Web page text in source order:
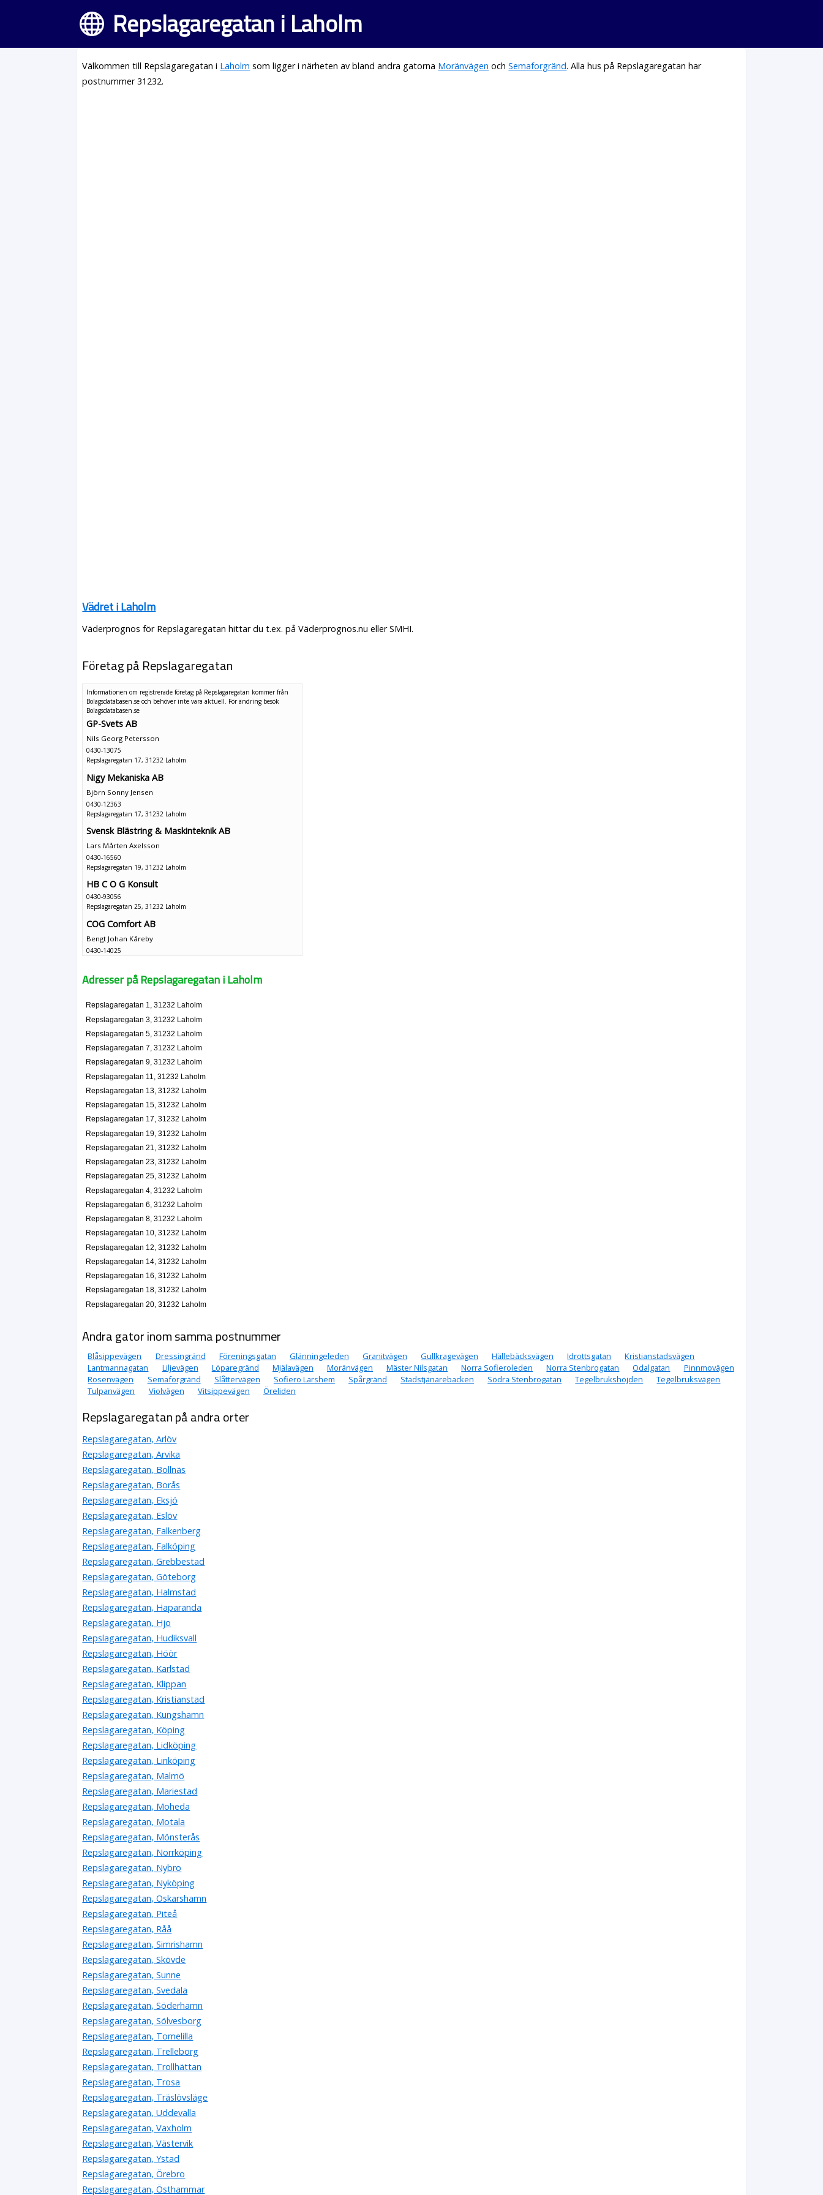
Repslagaregatan i Laholm
Välkommen till Repslagaregatan i Laholm som ligger i närheten av bland andra gatorna Moränvägen ochSemaforgränd. Alla hus på Repslagaregatan har
postnummer 31232.
Vädret i Laholm
Väderprognos för Repslagaregatan hittar du t.ex. på Väderprognos.nu eller SMHI.
Företag på Repslagaregatan
Informationen om registrerade företag på Repslagaregatan kommer från
Bolagsdatabasen.se och behöver inte vara aktuell. För ändring besök
Bolagsdatabasen.se
GP-Svets AB
Nils Georg Petersson
0430-13075
Repslagaregatan 17, 31232 Laholm
Nigy Mekaniska AB
Björn Sonny Jensen
0430-12363
Repslagaregatan 17, 31232 Laholm
Svensk Blästring & Maskinteknik AB
Lars Mårten Axelsson
0430-16560
Repslagaregatan 19, 31232 Laholm
HB C O G Konsult
0430-93056
Repslagaregatan 25, 31232 Laholm
COG Comfort AB
Bengt Johan Kåreby
0430-14025
COG Förvaltning AB
Repslagaregatan 25, 31232 Laholm
COG Softproducts AB
Bengt Johan Kåreby
0430-14025
Repslagaregatan 25, 31232 Laholm
Laddningsstationen i Laholm AB
0430-10226
Repslagaregatan 3, 31232 Laholm
Adresser på Repslagaregatan i Laholm
Repslagaregatan 1, 31232 Laholm
Repslagaregatan 3, 31232 Laholm
Repslagaregatan 5, 31232 Laholm
Repslagaregatan 7, 31232 Laholm
Repslagaregatan 9, 31232 Laholm
Repslagaregatan 11, 31232 Laholm
Repslagaregatan 13, 31232 Laholm
Repslagaregatan 15, 31232 Laholm
Repslagaregatan 17, 31232 Laholm
Repslagaregatan 19, 31232 Laholm
Repslagaregatan 21, 31232 Laholm
Repslagaregatan 23, 31232 Laholm
Repslagaregatan 25, 31232 Laholm
Repslagaregatan 4, 31232 Laholm
Repslagaregatan 6, 31232 Laholm
Repslagaregatan 8, 31232 Laholm
Repslagaregatan 10, 31232 Laholm
Repslagaregatan 12, 31232 Laholm
Repslagaregatan 14, 31232 Laholm
Repslagaregatan 16, 31232 Laholm
Repslagaregatan 18, 31232 Laholm
Repslagaregatan 20, 31232 Laholm
Andra gator inom samma postnummer
Blåsippevägen Dressingränd Föreningsgatan Glänningeleden Granitvägen Gullkragevägen Hällebäcksvägen Idrottsgatan
Kristianstadsvägen
Lantmannagatan
Liljevägen Löparegränd Mjälavägen Moränvägen Mäster Nilsgatan Norra Sofieroleden Norra Stenbrogatan Odalgatan
Pinnmovägen
Rosenvägen
Semaforgränd Slåttervägen Sofiero Larshem Spårgränd Stadstjänarebacken Södra Stenbrogatan Tegelbrukshöjden
Tegelbruksvägen
Tulpanvägen
Violvägen Vitsippevägen Öreliden
Repslagaregatan på andra orter
Repslagaregatan, Arlöv
Repslagaregatan, Arvika
Repslagaregatan, Bollnäs
Repslagaregatan, Borås
Repslagaregatan, Eksjö
Repslagaregatan, Eslöv
Repslagaregatan, Falkenberg
Repslagaregatan, Falköping
Repslagaregatan, Grebbestad
Repslagaregatan, Göteborg
Repslagaregatan, Halmstad
Repslagaregatan, Haparanda
Repslagaregatan, Hjo
Repslagaregatan, Hudiksvall
Repslagaregatan, Höör
Repslagaregatan, Karlstad
Repslagaregatan, Klippan
Repslagaregatan, Kristianstad
Repslagaregatan, Kungshamn
Repslagaregatan, Köping
Repslagaregatan, Lidköping
Repslagaregatan, Linköping
Repslagaregatan, Malmö
Repslagaregatan, Mariestad
Repslagaregatan, Moheda
Repslagaregatan, Motala
Repslagaregatan, Mönsterås
Repslagaregatan, Norrköping
Repslagaregatan, Nybro
Repslagaregatan, Nyköping
Repslagaregatan, Oskarshamn
Repslagaregatan, Piteå
Repslagaregatan, Råå
Repslagaregatan, Simrishamn
Repslagaregatan, Skövde
Repslagaregatan, Sunne
Repslagaregatan, Svedala
Repslagaregatan, Söderhamn
Repslagaregatan, Sölvesborg
Repslagaregatan, Tomelilla
Repslagaregatan, Trelleborg
Repslagaregatan, Trollhättan
Repslagaregatan, Trosa
Repslagaregatan, Träslövsläge
Repslagaregatan, Uddevalla
Repslagaregatan, Vaxholm
Repslagaregatan, Västervik
Repslagaregatan, Ystad
Repslagaregatan, Örebro
Repslagaregatan, Östhammar